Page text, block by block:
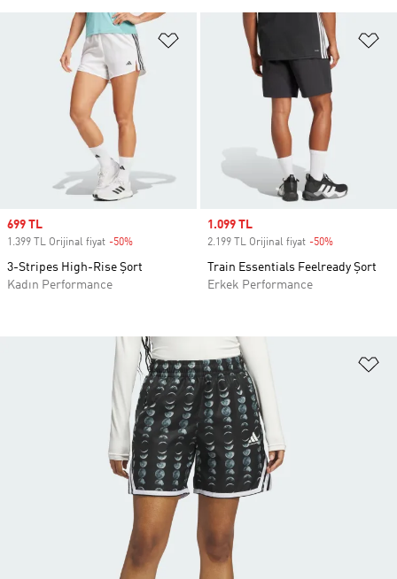
Favori Listesine Ekle
Sale price
699 TL
1.399 TL Orijinal fiyat -50%
3-Stripes High-Rise Şort
Kadın Performance
Sale price
1.099 TL
2.199 TL Orijinal fiyat -50%
Train Essentials Feelready Şort
Erkek Performance